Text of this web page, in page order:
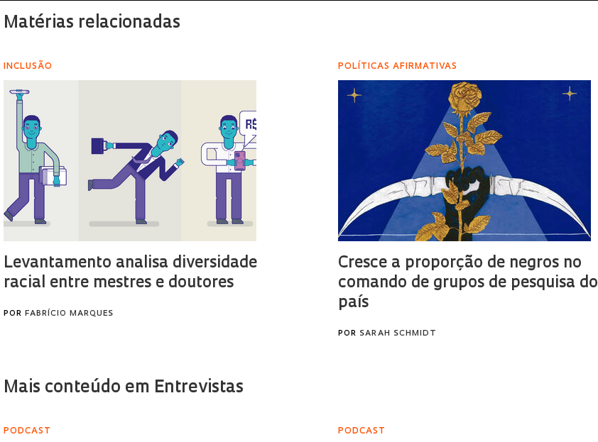
Matérias relacionadas
INCLUSÃO
Levantamento analisa diversidade
racial entre mestres e doutores
POR FABRÍCIO MARQUES
POLÍTICAS AFIRMATIVAS
Cresce a proporção de negros no
comando de grupos de pesquisa do
país
POR SARAH SCHMIDT
Mais conteúdo em Entrevistas
PODCAST PODCAST